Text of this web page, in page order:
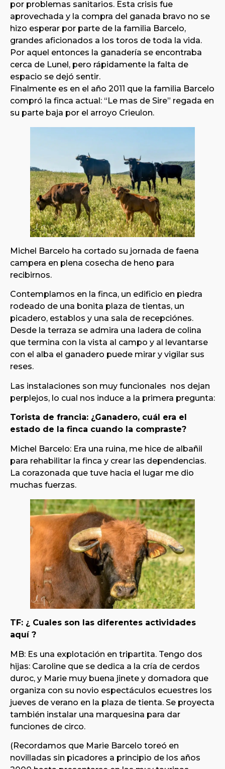
por problemas sanitarios. Esta crisis fue
aprovechada y la compra del ganada bravo no se
hizo esperar por parte de la familia Barcelo,
grandes aficionados a los toros de toda la vida.
Por aquel entonces la ganadería se encontraba
cerca de Lunel, pero rápidamente la falta de
espacio se dejó sentir.
Finalmente es en el año 2011 que la familia Barcelo
compró la finca actual: “Le mas de Sire” regada en
su parte baja por el arroyo Crieulon.
Michel Barcelo ha cortado su jornada de faena
campera en plena cosecha de heno para
recibirnos.
Contemplamos en la finca, un edificio en piedra
rodeado de una bonita plaza de tientas, un
picadero, establos y una sala de recepciónes.
Desde la terraza se admira una ladera de colina
que termina con la vista al campo y al levantarse
con el alba el ganadero puede mirar y vigilar sus
reses.
Las instalaciones son muy funcionales nos dejan
perplejos, lo cual nos induce a la primera pregunta:
Torista de francia: ¿Ganadero, cuál era el
estado de la finca cuando la compraste?
Michel Barcelo: Era una ruina, me hice de albañil
para rehabilitar la finca y crear las dependencias.
La corazonada que tuve hacia el lugar me dio
muchas fuerzas.
TF: ¿ Cuales son las diferentes actividades
aquí ?
MB: Es una explotación en tripartita. Tengo dos
hijas: Caroline que se dedica a la cría de cerdos
duroc, y Marie muy buena jinete y domadora que
organiza con su novio espectáculos ecuestres los
jueves de verano en la plaza de tienta. Se proyecta
también instalar una marquesina para dar
funciones de circo.
(Recordamos que Marie Barcelo toreó en
novilladas sin picadores a principio de los años